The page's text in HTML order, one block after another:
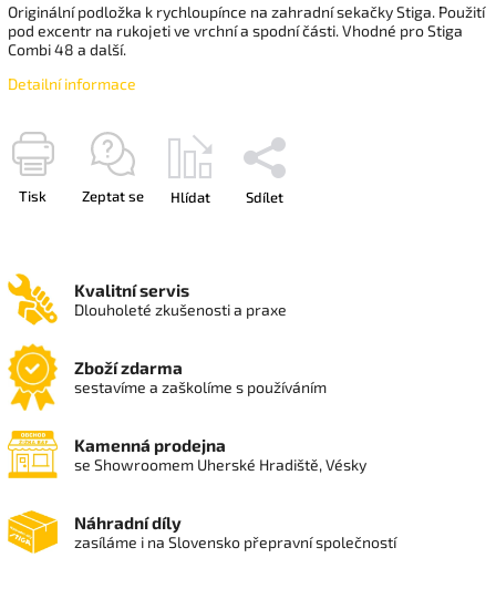
Originální podložka k rychloupínce na zahradní sekačky Stiga. Použití
pod excentr na rukojeti ve vrchní a spodní části. Vhodné pro Stiga
Combi 48 a další.
Detailní informace
Tisk Zeptat se Hlídat Sdílet
Kvalitní servis
Dlouholeté zkušenosti a praxe
Zboží zdarma
sestavíme a zaškolíme s používáním
Kamenná prodejna
se Showroomem Uherské Hradiště, Vésky
Náhradní díly
zasíláme i na Slovensko přepravní společností